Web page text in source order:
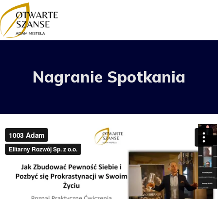
Nagranie Spotkania